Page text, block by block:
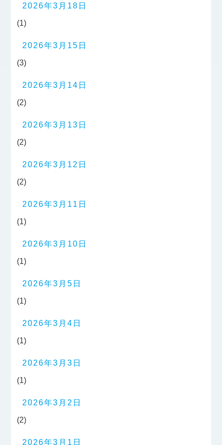
2026年3月18日
(1)
2026年3月15日
(3)
2026年3月14日
(2)
2026年3月13日
(2)
2026年3月12日
(2)
2026年3月11日
(1)
2026年3月10日
(1)
2026年3月5日
(1)
2026年3月4日
(1)
2026年3月3日
(1)
2026年3月2日
(2)
2026年3月1日